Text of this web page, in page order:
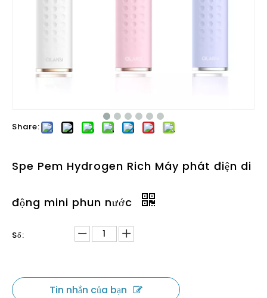
Share:
Spe Pem Hydrogen Rich Máy phát điện di
động mini phun nước
Số:
Tin nhắn của bạn